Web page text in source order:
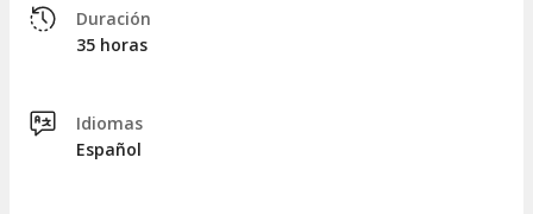
El procedimiento de ayuda, utilizado por este grupo
poblacional, tiene sus delimitaciones para proteger el mal
VER ÍNDICE
Duración
35 horas
Idiomas
Español